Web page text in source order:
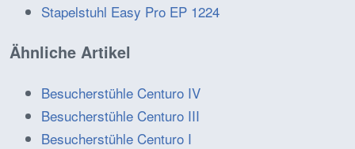
Stapelstuhl Easy Pro EP 1224
Ähnliche Artikel
Besucherstühle Centuro IV
Besucherstühle Centuro III
Besucherstühle Centuro I